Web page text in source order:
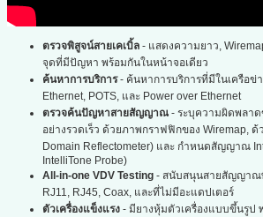
ตรวจพิสูจน์สายเคเบิ้ล - แสดงความยาว,
จุดที่มีปัญหา พร้อมกันในหน้าจอเดียว
ค้นหาการบริการ- ค้นหาการบริการที่มีในเครือข่
Ethernet, POTS, และ Power over Ethernet
ตรวจค้นปัญหาสายสัญญาณ - ระบุความผิดพลาด
อย่างรวดเร็ว ด้วยภาพกราฟฟิกของ Wiremap, ด้
Domain Reflectometer) และ กำหนดสัญญาณ
IntelliTone Probe)
All-in-one VDV Testing - สนับสนุนสายสัญญาณ
RJ11, RJ45, Coax, และที่ไม่มีอะแดปเตอร์
ตัวเครื่องแข็งแรง - มียางหุ้มตัวเครื่องแบบขึ้นรูป